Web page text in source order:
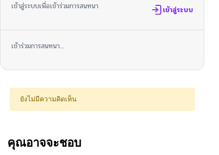
เข้าสู่ระบบเพื่อเข้าร่วมการสนทนา เข้าสู่ระบบ
เข้าร่วมการสนทนา...
ยังไม่มีความคิดเห็น
คุณอาจจะชอบ